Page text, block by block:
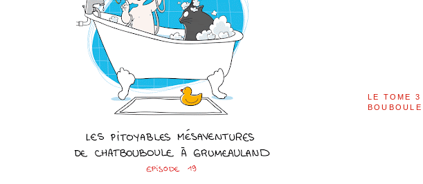
LE TOME 3
BOUBOULE